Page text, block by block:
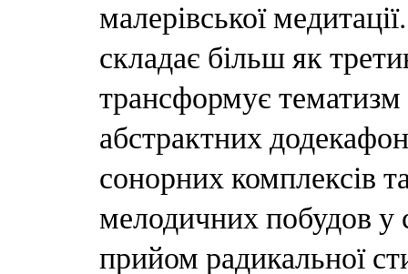
малерівської
складає більш як
трансформує тематизм
абстрактних
сонорних комплексів
мелодичних побудов у
прийом радикальної